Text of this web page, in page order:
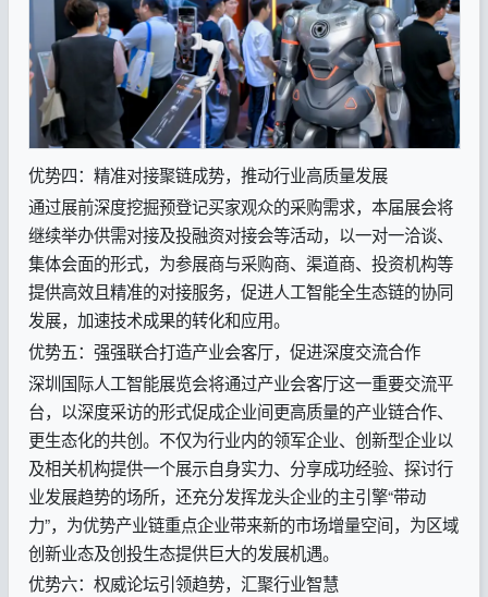
优势四：精准对接聚链成势，推动行业高质量发展
通过展前深度挖掘预登记买家观众的采购需求，本届展会将
继续举办供需对接及投融资对接会等活动，以一对一洽谈、
集体会面的形式，为参展商与采购商、渠道商、投资机构等
提供高效且精准的对接服务，促进人工智能全生态链的协同
发展，加速技术成果的转化和应用。
优势五：强强联合打造产业会客厅，促进深度交流合作
深圳国际人工智能展览会将通过产业会客厅这一重要交流平
台，以深度采访的形式促成企业间更高质量的产业链合作、
更生态化的共创。不仅为行业内的领军企业、创新型企业以
及相关机构提供一个展示自身实力、分享成功经验、探讨行
业发展趋势的场所，还充分发挥龙头企业的主引擎“带动
力”，为优势产业链重点企业带来新的市场增量空间，为区域
创新业态及创投生态提供巨大的发展机遇。
优势六：权威论坛引领趋势，汇聚行业智慧